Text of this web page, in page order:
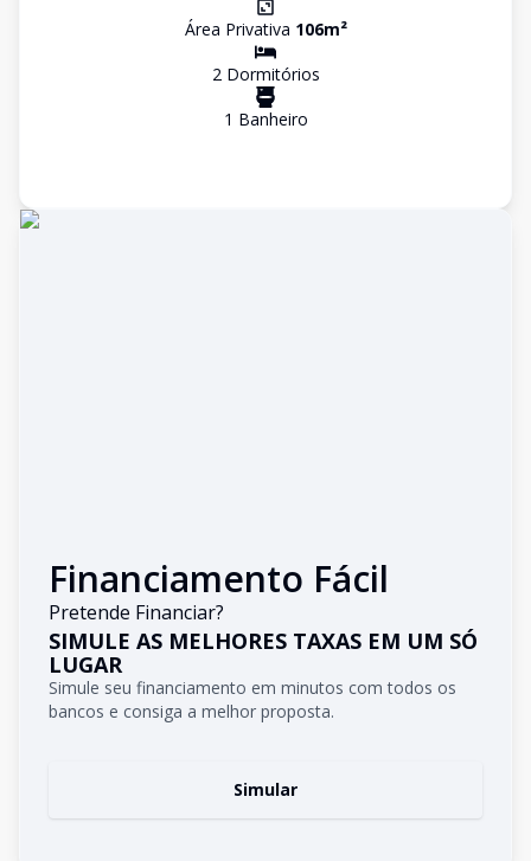
Área Privativa 106m²
2Dormitórios
1 Banheiro
Financiamento Fácil
Pretende Financiar?
SIMULE AS MELHORES TAXAS EM UM SÓ
LUGAR
Simule seu financiamento em minutos com todos os
bancos e consiga a melhor proposta.
Simular